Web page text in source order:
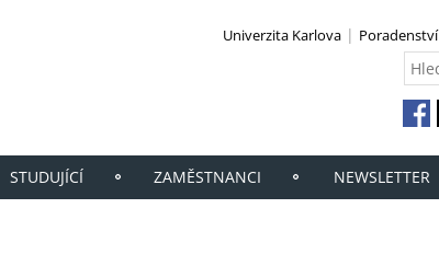
Univerzita Karlova Poradenství
STUDUJÍCÍ ZAMĚSTNANCI NEWSLETTER